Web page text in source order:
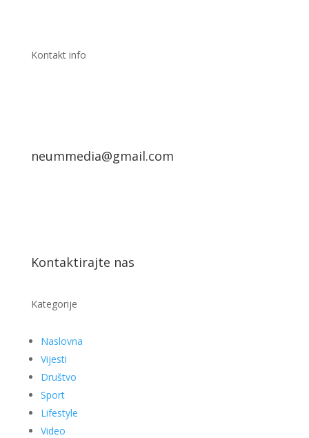
Kontakt info
neummedia@gmail.com
Kontaktirajte nas
Kategorije
Naslovna
Vijesti
Društvo
Sport
Lifestyle
Video